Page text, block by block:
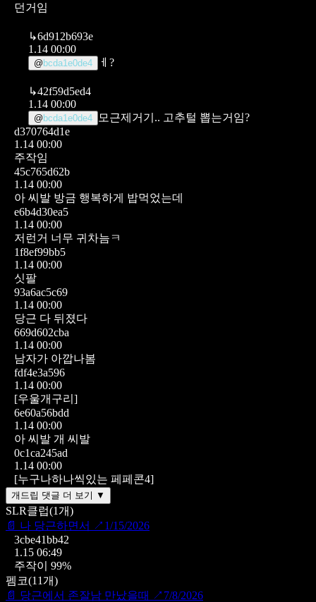
던거임
↳6d912b693e
1.14 00:00
@ bcda1e0de4 ㅔ?
↳42f59d5ed4
1.14 00:00
@ bcda1e0de4
모근제거기.. 고추털 뽑는거임?
d370764d1e
1.14 00:00
주작임
45c765d62b
1.14 00:00
아 씨발 방금 행복하게 밥먹었는데
e6b4d30ea5
1.14 00:00
저런거 너무 귀차늠ㅋ
1f8ef99bb5
1.14 00:00
싯팔
93a6ac5c69
1.14 00:00
당근 다 뒤졌다
669d602cba
1.14 00:00
남자가 아깝나봄
fdf4e3a596
1.14 00:00
[우울개구리]
6e60a56bdd
1.14 00:00
아 씨발 개 씨발
0c1ca245ad
1.14 00:00
[누구나하나씩있는 페페콘4]
개드립 댓글 더 보기 ▼
SLR클럽(1개)
📄 나 당근하면서 ↗ 1/15/2026
3cbe41bb42
1.15 06:49
주작이 99%
펨코(11개)
📄 당근에서 존잘남 만났을때 ↗ 7/8/2026